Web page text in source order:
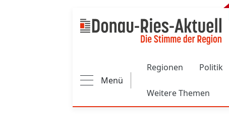
Menü
Regionen Politik
Weitere Themen